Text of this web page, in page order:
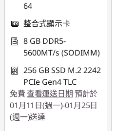
THINKSPECIALTW
64
整合式顯示卡
8 GB DDR5-
5600MT/s (SODIMM)
256 GB SSD M.2 2242
PCIe Gen4 TLC
免費 查看運送日期預計於
01月11日(週一)-01月25日
(週一)送達